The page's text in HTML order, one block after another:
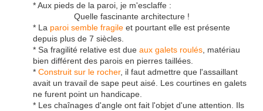
* Aux pieds de la paroi, je m'esclaffe :
Quelle fascinante architecture !
* La paroi semble fragile et pourtant elle est présente
depuis plus de 7 siècles.
* Sa fragilité relative est due aux galets roulés , matériau
bien différent des parois en pierres taillées.
* Construit sur le rocher, il faut admettre que l'assaillant
avait un travail de sape peut aisé. Les courtines en galets
ne furent point un handicape.
* Les chaînages d'angle ont fait l'objet d'une attention. Ils